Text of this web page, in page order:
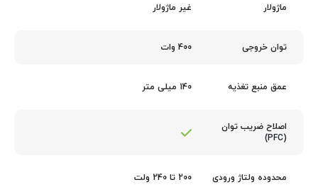
ماژولار غیر ماژولار
توان خروجی 400 وات
عمق منبع تغذیه 140 میلی متر
اصلاح ضریب توان
(PFC)
محدوده ولتاژ ورودی 200 تا 240 ولت